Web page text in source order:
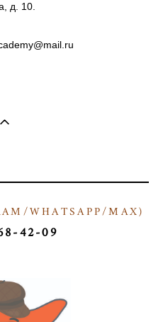
д. 10.
WHATSAPP/МАX)
42-09